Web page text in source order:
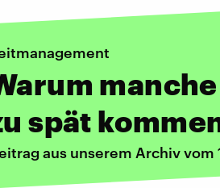
spät
aus unserem Archiv vom